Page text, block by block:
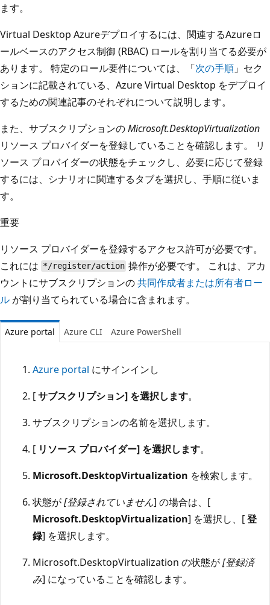
ます。
Virtual Desktop Azureデプロイするには、関連するAzureロ
ールベースのアクセス制御 (RBAC) ロールを割り当てる必要が
あります。 特定のロール要件については、「次の手順 」セク
ションに記載されている、Azure Virtual Desktop をデプロイ
するための関連記事のそれぞれについて説明します。
また、サブスクリプションのMicrosoft.DesktopVirtualization
リソース プロバイダーを登録していることを確認します。 リ
ソース プロバイダーの状態をチェックし、必要に応じて登録
するには、シナリオに関連するタブを選択し、手順に従いま
す。
重要
リソース プロバイダーを登録するアクセス許可が必要です。
これには */register/action 操作が必要です。 これは、アカ
ウントにサブスクリプションの共同作成者または所有者ロー
ル が割り当てられている場合に含まれます。
Azure portal Azure CLI Azure PowerShell
Azure portal にサインインし
[サブスクリプション] を選択します。
サブスクリプションの名前を選択します。
[ リソース プロバイダー] を選択します。
Microsoft.DesktopVirtualization を検索します。
状態が[登録されていません] の場合は、[
Microsoft.DesktopVirtualization] を選択し、[登
録] を選択します。
Microsoft.DesktopVirtualization の状態が[登録済
み] になっていることを確認します。